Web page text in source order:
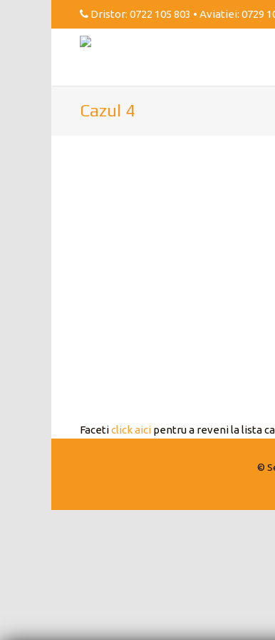
Dristor: 0722 105 803 • Aviatiei: 0729
Cazul 4
Faceticlick aici pentru a reveni la lista
©